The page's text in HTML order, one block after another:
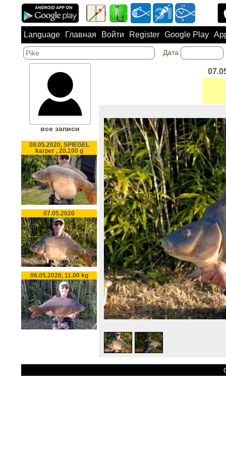
Language Главная Войти Register Google Play
Дата
все записи
08.05.2020, SPIEGEL
karper , 20.100 g
07.05.2020
06.05.2020, 11.00 kg